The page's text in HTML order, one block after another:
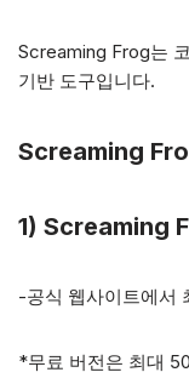
Screaming Frog는
기반 도구입니다.
Screaming
1) Screaming
-공식 웹사이트에서
*무료 버전은 최대